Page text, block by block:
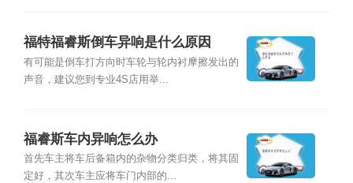
福特福睿斯倒车异响是什么原因
有可能是倒车打方向时车轮与轮内衬摩擦发出的
声音，建议您到专业4S店用举...
福睿斯车内异响怎么办
首先车主将车后备箱内的杂物分类归类，将其固
定好，其次车主应将车门内部的...